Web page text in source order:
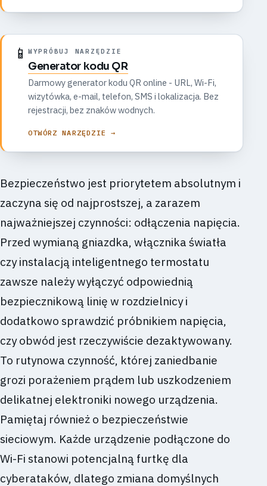
📱 WYPRÓBUJ NARZĘDZIE
Generator kodu QR
Darmowy generator kodu QR online - URL, Wi-Fi,
wizytówka, e-mail, telefon, SMS i lokalizacja. Bez
rejestracji, bez znaków wodnych.
OTWÓRZ NARZĘDZIE →
Bezpieczeństwo jest priorytetem absolutnym i
zaczyna się od najprostszej, a zarazem
najważniejszej czynności: odłączenia napięcia.
Przed wymianą gniazdka, włącznika światła
czy instalacją inteligentnego termostatu
zawsze należy wyłączyć odpowiednią
bezpiecznikową linię w rozdzielnicy i
dodatkowo sprawdzić próbnikiem napięcia,
czy obwód jest rzeczywiście dezaktywowany.
To rutynowa czynność, której zaniedbanie
grozi porażeniem prądem lub uszkodzeniem
delikatnej elektroniki nowego urządzenia.
Pamiętaj również o bezpieczeństwie
sieciowym. Każde urządzenie podłączone do
Wi-Fi stanowi potencjalną furtkę dla
cyberataków, dlatego zmiana domyślnych